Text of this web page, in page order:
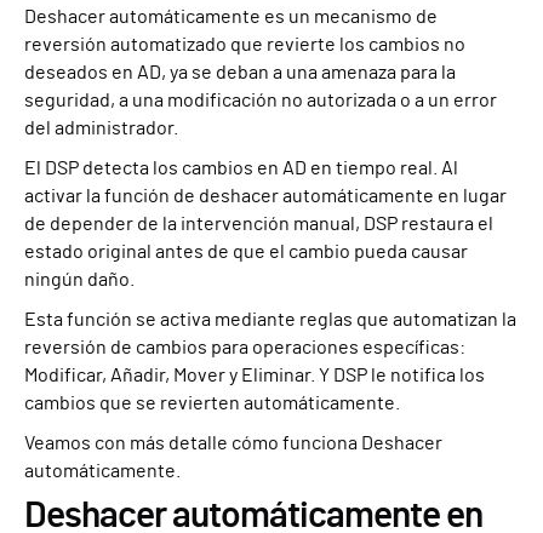
Deshacer automáticamente es un mecanismo de
reversión automatizado que revierte los cambios no
deseados en AD, ya se deban a una amenaza para la
seguridad, a una modificación no autorizada o a un error
del administrador.
El DSP detecta los cambios en AD en tiempo real. Al
activar la función de deshacer automáticamente en lugar
de depender de la intervención manual, DSP restaura el
estado original antes de que el cambio pueda causar
ningún daño.
Esta función se activa mediante reglas que automatizan la
reversión de cambios para operaciones específicas:
Modificar, Añadir, Mover y Eliminar. Y DSP le notifica los
cambios que se revierten automáticamente.
Veamos con más detalle cómo funciona Deshacer
automáticamente.
Deshacer automáticamente en